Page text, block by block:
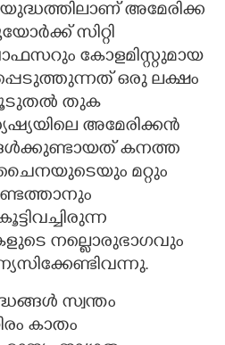
അമേരിക്ക
സിറ്റി
കോളമിസ്റ്റുമായ
ഒരു ലക്ഷം
തുക
അമേരിക്കൻ
കനത്ത
മറ്റും
നല്ലൊരുഭാഗവും
സ്വന്തം
കാതം